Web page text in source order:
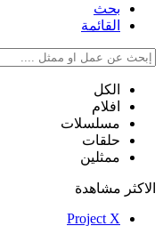
بحث
القائمة
الكل
افلام
مسلسلات
حلقات
ممثلين
الاكثر مشاهدة
Project X